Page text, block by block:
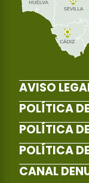
AVISO
POLÍTICA
POLÍTICA
POLÍTICA
CANAL